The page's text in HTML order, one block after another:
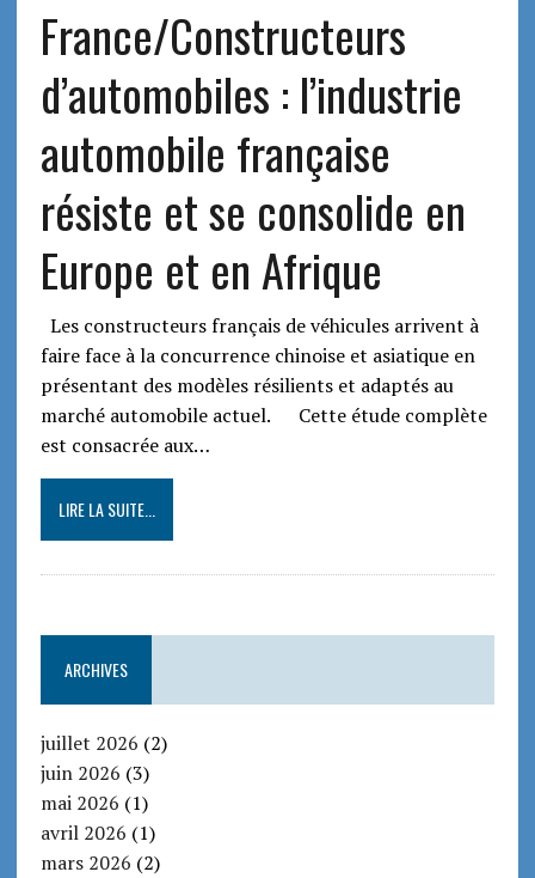
France/Constructeurs
d’automobiles : l’industrie
automobile française
résiste et se consolide en
Europe et en Afrique
Les constructeurs français de véhicules arrivent à
faire face à la concurrence chinoise et asiatique en
présentant des modèles résilients et adaptés au
marché automobile actuel. Cette étude complète
est consacrée aux…
LIRE LA SUITE...
ARCHIVES
juillet 2026 (2)
juin 2026 (3)
mai 2026 (1)
avril 2026 (1)
mars 2026 (2)